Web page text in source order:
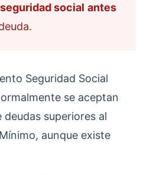
social antes
Seguridad Social
se aceptan
superiores al
aunque existe